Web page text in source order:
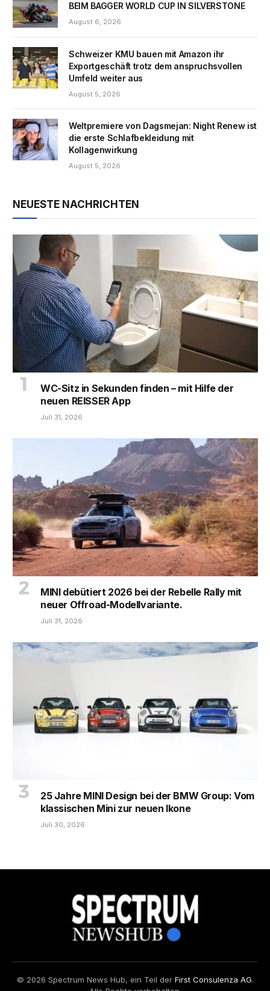
BEIM BAGGER WORLD CUP IN SILVERSTONE
August 6, 2026
Schweizer KMU bauen mit Amazon ihr
Exportgeschäft trotz dem anspruchsvollen
Umfeld weiter aus
August 5, 2026
Weltpremiere von Dagsmejan: Night Renew ist
die erste Schlafbekleidung mit
Kollagenwirkung
August 5, 2026
NEUESTE NACHRICHTEN
WC-Sitz in Sekunden finden – mit Hilfe der
neuen REISSER App
Juli 31, 2026
MINI debütiert 2026 bei der Rebelle Rally mit
neuer Offroad-Modellvariante.
Juli 31, 2026
25 Jahre MINI Design bei der BMW Group: Vom
klassischen Mini zur neuen Ikone
Juli 30, 2026
© 2026 Spectrum News Hub, ein Teil der First Consulenza AG.